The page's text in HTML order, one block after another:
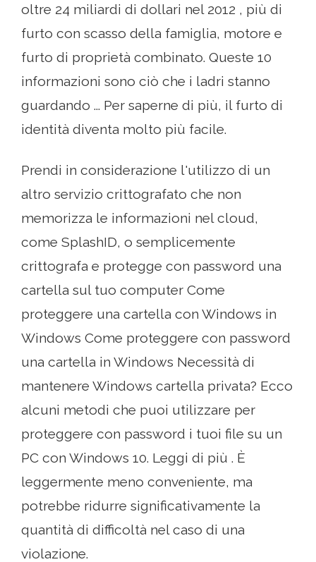
oltre 24 miliardi di dollari nel 2012 , più di
furto con scasso della famiglia, motore e
furto di proprietà combinato. Queste 10
informazioni sono ciò che i ladri stanno
guardando ... Per saperne di più, il furto di
identità diventa molto più facile.
Prendi in considerazione l'utilizzo di un
altro servizio crittografato che non
memorizza le informazioni nel cloud,
come SplashID, o semplicemente
crittografa e protegge con password una
cartella sul tuo computer Come
proteggere una cartella con Windows in
Windows Come proteggere con password
una cartella in Windows Necessità di
mantenere Windows cartella privata? Ecco
alcuni metodi che puoi utilizzare per
proteggere con password i tuoi file su un
PC con Windows 10. Leggi di più . È
leggermente meno conveniente, ma
potrebbe ridurre significativamente la
quantità di difficoltà nel caso di una
violazione.